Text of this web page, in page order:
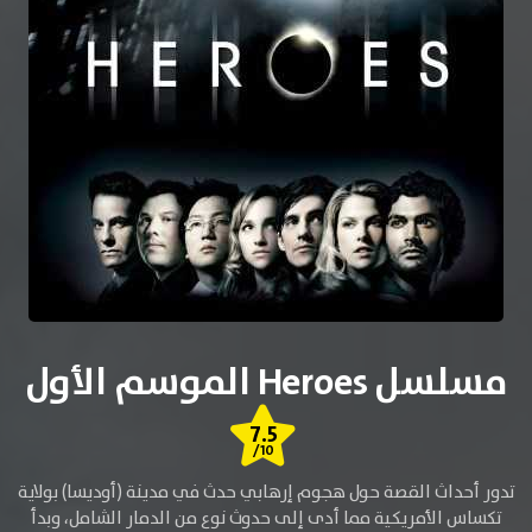
مسلسل Heroes الموسم الأول
7.5
/10
تدور أحداث القصة حول هجوم إرهابي حدث في مدينة (أوديسا) بولاية
تكساس الأمريكية مما أدى إلى حدوث نوع من الدمار الشامل، وبدأ